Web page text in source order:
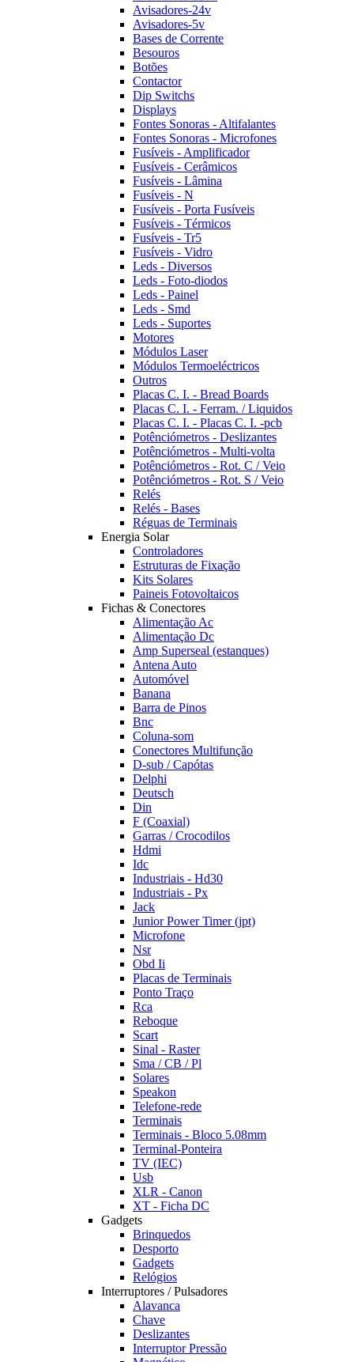
Avisadores-24v
Avisadores-5v
Bases de Corrente
Besouros
Botões
Contactor
Dip Switchs
Displays
Fontes Sonoras - Altifalantes
Fontes Sonoras - Microfones
Fusíveis - Amplificador
Fusíveis - Cerâmicos
Fusíveis - Lâmina
Fusíveis - N
Fusíveis - Porta Fusíveis
Fusíveis - Térmicos
Fusíveis - Tr5
Fusíveis - Vidro
Leds - Diversos
Leds - Foto-diodos
Leds - Painel
Leds - Smd
Leds - Suportes
Motores
Módulos Laser
Módulos Termoeléctricos
Outros
Placas C. I. - Bread Boards
Placas C. I. - Ferram. / Liquidos
Placas C. I. - Placas C. I. -pcb
Potênciómetros - Deslizantes
Potênciómetros - Multi-volta
Potênciómetros - Rot. C / Veio
Potênciómetros - Rot. S / Veio
Relés
Relés - Bases
Réguas de Terminais
Energia Solar
Controladores
Estruturas de Fixação
Kits Solares
Paineis Fotovoltaicos
Fichas & Conectores
Alimentação Ac
Alimentação Dc
Amp Superseal (estanques)
Antena Auto
Automóvel
Banana
Barra de Pinos
Bnc
Coluna-som
Conectores Multifunção
D-sub / Capótas
Delphi
Deutsch
Din
F (Coaxial)
Garras / Crocodilos
Hdmi
Idc
Industriais - Hd30
Industriais - Px
Jack
Junior Power Timer (jpt)
Microfone
Nsr
Obd Ii
Placas de Terminais
Ponto Traço
Rca
Reboque
Scart
Sinal - Raster
Sma / CB / Pl
Solares
Speakon
Telefone-rede
Terminais
Terminais - Bloco 5.08mm
Terminal-Ponteira
TV (IEC)
Usb
XLR - Canon
XT - Ficha DC
Gadgets
Brinquedos
Desporto
Gadgets
Relógios
Interruptores / Pulsadores
Alavanca
Chave
Deslizantes
Interruptor Pressão